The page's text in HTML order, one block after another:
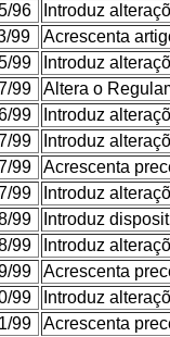
96
Introduz
99
Acrescenta
99
Introduz
99
Altera o
99
Introduz
99
Introduz
99
Acrescenta
99
Introduz
99
Introduz
99
Introduz
99
Acrescenta
99
Introduz
99 Acrescenta